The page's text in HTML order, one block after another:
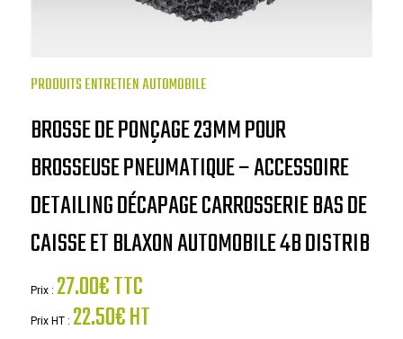
PRODUITS ENTRETIEN AUTOMOBILE
BROSSE DE PONÇAGE 23MM POUR
BROSSEUSE PNEUMATIQUE – ACCESSOIRE
DETAILING DÉCAPAGE CARROSSERIE BAS DE
CAISSE ET BLAXON AUTOMOBILE 4B DISTRIB
Prix : 27.00€ TTC
Prix HT : 22.50€ HT